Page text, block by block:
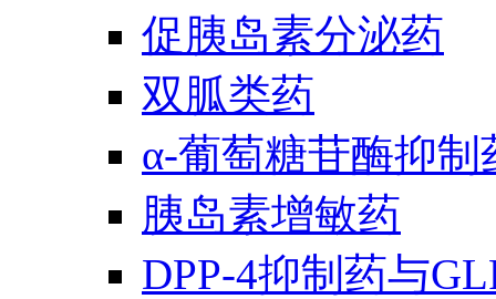
促胰岛素分泌药
双胍类药
α-葡萄糖苷酶抑制
胰岛素增敏药
DPP-4抑制药与